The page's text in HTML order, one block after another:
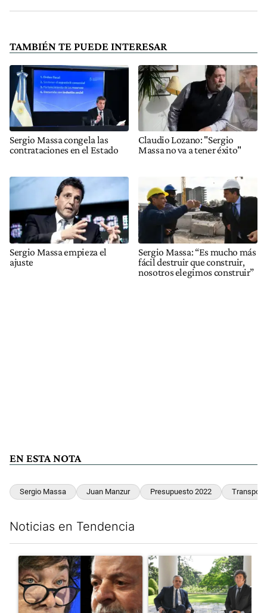
TAMBIÉN TE PUEDE INTERESAR
Sergio Massa congela las
contrataciones en el Estado
Claudio Lozano: "Sergio
Massa no va a tener éxito"
Sergio Massa empieza el
ajuste
Sergio Massa: “Es mucho más
fácil destruir que construir,
nosotros elegimos construir”
EN ESTA NOTA
Sergio Massa Juan Manzur Presupuesto 2022
Noticias en Tendencia
Un artículo de tendencia con el título "Tensión Lula-Milei:
Un artículo de tendencia con